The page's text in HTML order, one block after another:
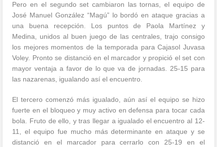
Pero en el segundo set cambiaron las tornas, el equipo de
José Manuel González “Magú” lo bordó en ataque gracias a
una buena recepción. Los puntos de Paola Martínez y
Medina, unidos al buen juego de las centrales, trajo consigo
los mejores momentos de la temporada para Cajasol Juvasa
Voley. Pronto se distanció en el marcador y propició el set con
mayor ventaja a favor de lo que va de jornadas. 25-15 para
las nazarenas, igualando así el encuentro.
El tercero comenzó más igualado, aún así el equipo se hizo
fuerte en el bloqueo y muy activo en defensa para tocar cada
bola. Fruto de ello, y tras llegar a igualado el encuentro al 12-
11, el equipo fue mucho más determinante en ataque y se
distanció en el marcador para cerrarlo con 25-19 en el